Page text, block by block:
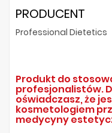
PRODUCENT
Professional Dietetics
Produkt do
profesjonalistów.
oświadczasz, że
kosmetologiem
medycyny